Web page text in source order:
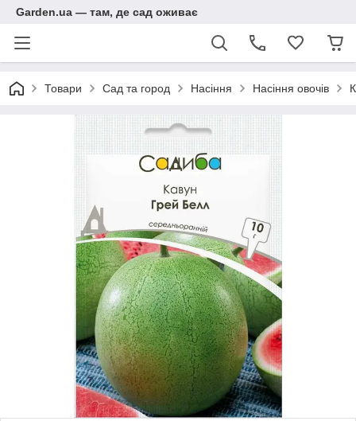
Garden.ua — там, де сад оживає
Товари Сад та город Насіння Насіння овочів